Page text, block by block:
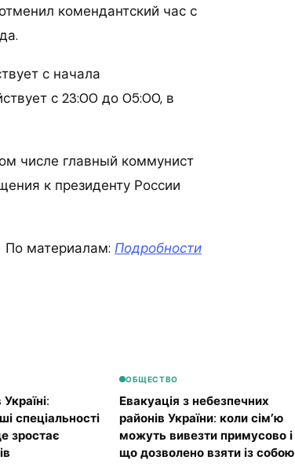
комендантский час с
с начала
с 23:00 до 05:00, в
числе главный коммунист
к президенту России
По материалам: Подробности
спеціальності
зростає
ОБЩЕСТВО
Евакуація з небезпечних
районів України: коли сім’ю
можуть вивезти примусово і
що дозволено взяти із собою